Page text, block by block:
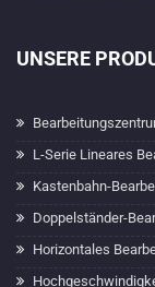
UNSERE
L-Serie Lineares
Kastenbahn-
Doppelständer-
Horizontales